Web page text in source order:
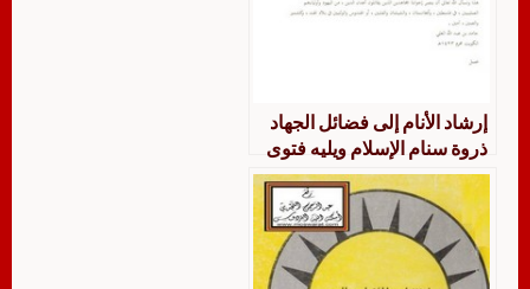
إرشاد الأنام إلى فضائل الجهاد
ذروة سنام الإسلام ويليه فتوى
في حكم الصلح مع اليهود